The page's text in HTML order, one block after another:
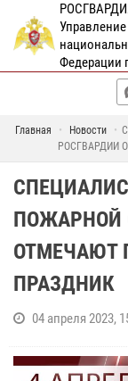
Федерации
Главная Новости
РОСГВАРДИИ
ПОЖАРНОЙ
ОТМЕЧАЮТ
ПРАЗДНИК
04 апреля 2023,